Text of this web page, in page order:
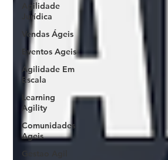
Agilidade
Jurídica
Vendas Ágeis
Eventos Ageis
Agilidade Em
Escala
Learning
Agility
Comunidades
Ageis
Gestao Agil